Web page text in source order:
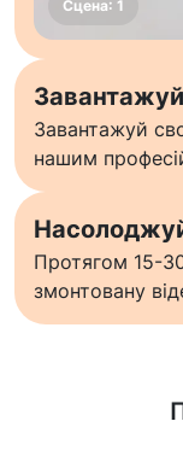
Завантажуй
Завантажуй
нашим
Протягом 15-
змонтовану